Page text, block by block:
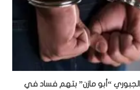
“أبو مازن” بتهم فساد في